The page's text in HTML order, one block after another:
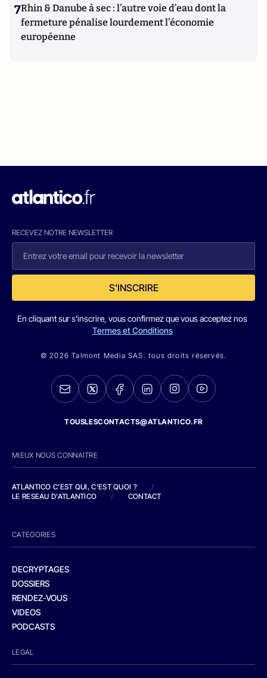
7Rhin & Danube à sec : l’autre voie d’eau dont la
fermeture pénalise lourdement l’économie
européenne
RECEVEZ NOTRE NEWSLETTER
S'INSCRIRE
En cliquant sur s'inscrire, vous confirmez que vous acceptez nos
Termes et Conditions
© 2026 Talmont Media SAS. tous droits réservés.
TOUSLESCONTACTS@ATLANTICO.FR
MIEUX NOUS CONNAITRE
ATLANTICO C'EST QUI, C'EST QUOI ?
/
LE RESEAU D'ATLANTICO
/ CONTACT
CATEGORIES
DECRYPTAGES
DOSSIERS
RENDEZ-VOUS
VIDEOS
PODCASTS
LEGAL